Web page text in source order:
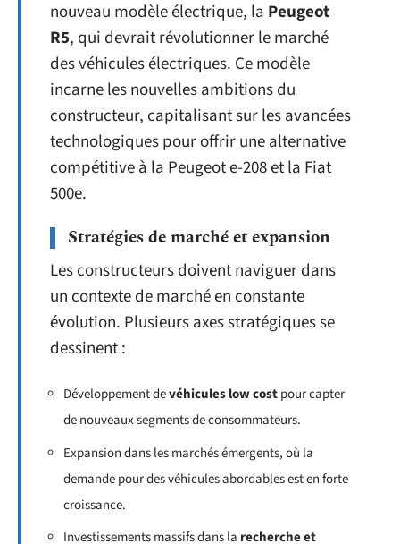
nouveau modèle électrique, la Peugeot
R5, qui devrait révolutionner le marché
des véhicules électriques. Ce modèle
incarne les nouvelles ambitions du
constructeur, capitalisant sur les avancées
technologiques pour offrir une alternative
compétitive à la Peugeot e-208 et la Fiat
500e.
Stratégies de marché et expansion
Les constructeurs doivent naviguer dans
un contexte de marché en constante
évolution. Plusieurs axes stratégiques se
dessinent :
Développement devéhicules low costpour capter
de nouveaux segments de consommateurs.
Expansion dans les marchés émergents, où la
demande pour des véhicules abordables est en forte
croissance.
Investissements massifs dans la recherche et